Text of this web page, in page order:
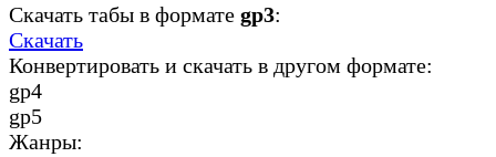
Скачать табы в формате gp3:
Скачать
Конвертировать и скачать в другом формате:
gp4
gp5
Жанры: